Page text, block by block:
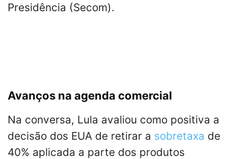
Presidência (Secom).
Avanços na agenda comercial
Na conversa, Lula avaliou como positiva a
decisão dos EUA de retirar a sobretaxa de
40% aplicada a parte dos produtos